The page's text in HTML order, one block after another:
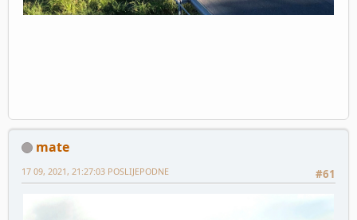
mate
#61
17 09, 2021, 21:27:03 POSLIJEPODNE